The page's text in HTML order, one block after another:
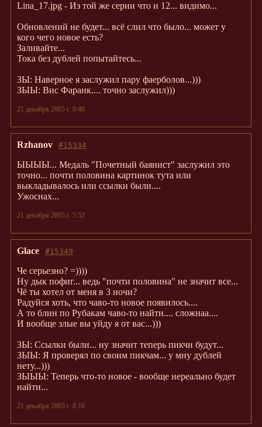
Lina_17.jpg - Из той же серии что и 12... видимо...
Обновлений не будет... всё слил что было... может у
кого чего новое есть?
Заливайте...
Тока без дублей попытайтесь...
ЗЫ: Наверное я заслужил пару фаерболов...)))
ЗЫЫ: Вис Фаранк.... точно заслужил)))
21 декабря 2005 г. 0:40
#15334
Rzhanov
ЫЫЫЫ... Медаль "Почетный баянист" заслужил это
точно... почти половина картинок тута или
выкладывалось или ссылки были....
Ужоснах...
21 декабря 2005 г. 5:52
#15349
Glace
Че серьезно? =))))
Ну дык пофиг... ведь "почти половина" не значит все...
Чё ты хотел от меня в 3 ночи?
Радуйся хоть, что чаво-то новое появилось....
А то блин по Рубакам чаво-то найти.... сложнаа....
И вообще злые вы уйду я от вас...)))
ЗЫ: Ссылки были... ну значит теперь пикчи будут...
ЗЫЫ: Я проверял по своим пикчам... у мну дублей
нету...)))
ЗЫЫЫ: Теперь что-то новое - вообще нереально будет
найти...
21 декабря 2005 г. 8:16